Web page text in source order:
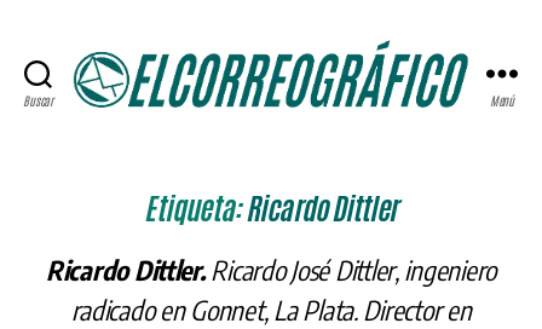
Buscar Menú
Etiqueta:Ricardo Dittler
Ricardo Dittler.Ricardo José Dittler, ingeniero
radicado en Gonnet, La Plata. Director en